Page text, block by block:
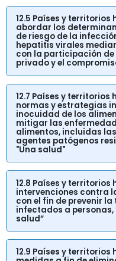
12.5 Países y
abordar los
de riesgo de la
hepatitis virales
con la participación
privado y el
12.7 Países y
normas y estrategias
inocuidad de los
mitigar las
alimentos, incluidas
agentes patógenos
"Una salud"
12.8 Países y
intervenciones contra
con el fin de prevenir
infectados a personas,
salud”
12.9 Países y